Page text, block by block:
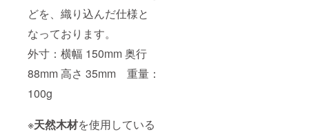
どを、織り込んだ仕様と
なっております。
外寸：横幅 150mm 奥行
88mm 高さ 35mm 重量：
100g
※天然木材を使用している